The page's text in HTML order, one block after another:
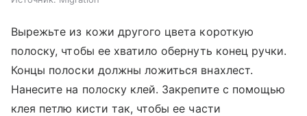
Вырежьте из кожи другого цвета короткую
полоску, чтобы ее хватило обернуть конец ручки.
Концы полоски должны ложиться внахлест.
Нанесите на полоску клей. Закрепите с помощью
клея петлю кисти так, чтобы ее части